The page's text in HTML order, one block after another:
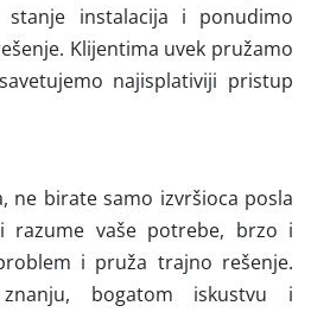
stanje instalacija i ponudimo
Klijentima uvek pružamo
najisplativiji pristup
ne birate samo izvršioca posla
razume vaše potrebe, brzo i
i pruža trajno rešenje.
bogatom iskustvu i